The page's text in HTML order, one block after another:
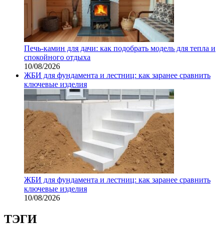
Печь-камин для дачи: как подобрать модель для тепла и
спокойного отдыха
10/08/2026
ЖБИ для фундамента и лестниц: как заранее сравнить
ключевые изделия
ЖБИ для фундамента и лестниц: как заранее сравнить
ключевые изделия
10/08/2026
ТЭГИ